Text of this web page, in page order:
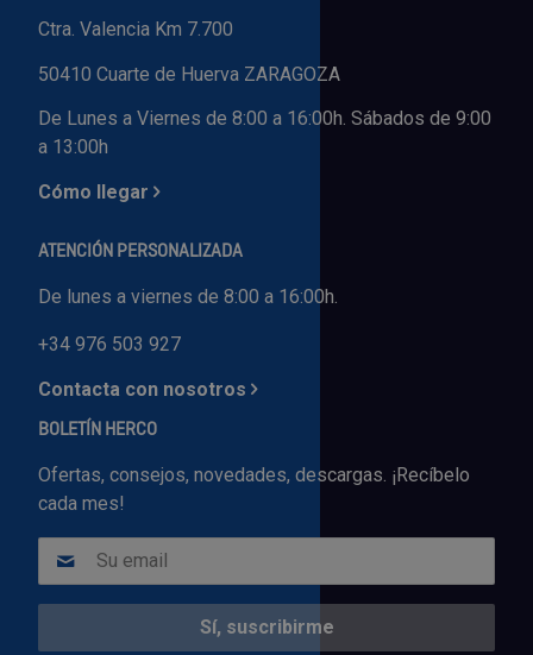
Ctra. Valencia Km 7.700
50410 Cuarte de Huerva ZARAGOZA
De Lunes a Viernes de 8:00 a 16:00h. Sábados de 9:00
a 13:00h
Cómo llegar
ATENCIÓN PERSONALIZADA
De lunes a viernes de 8:00 a 16:00h.
+34 976 503 927
Contacta con nosotros
BOLETÍN HERCO
Ofertas, consejos, novedades, descargas. ¡Recíbelo
cada mes!